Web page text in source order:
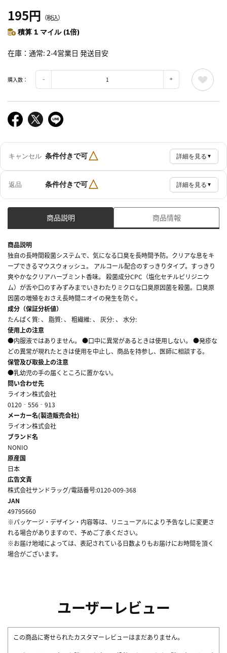
195円 （税込）
積算 1 マイル (1倍)
在庫 通常: 2-4営業日 発送目安
購入数：
キャンセル 条件付きで可△ 詳細を見る ▼
返品 条件付きで可△ 詳細を見る ▼
商品説明 商品情報
商品説明
独自の長時間殺菌システムで、気になる口臭を長時間予防。クリアな息をキ
ープできるマウスウォッシュ。 アルコール配合のすっきりタイプ。すっきり
爽やかなクリアハーブミント香味。 殺菌成分CPC（塩化セチルピリジニウ
ム）が舌や口のすみずみまでいきわたりミクロな口臭原因菌を殺菌。口臭原
因菌の増殖をおさえ長時間ニオイの発生を防ぐ。
成分（保証分析値）
たんぱく質: 、 脂質: 、 粗繊維: 、 灰分: 、 水分:
使用上の注意
●内服液ではありません。 ●口中に異常があるときは使用しない。 ●発疹な
どの異常が現れたときは使用を中止し、商品を持参し、医師に相談する。
保管及び取扱上の注意
●乳幼児の手の届くところに置かない。
問い合わせ先
ライオン株式会社
0120‐556‐913
メーカー名(製造販売会社)
ライオン株式会社
ブランド名
NONIO
原産国
日本
広告文責
株式会社サンドラッグ/電話番号:0120-009-368
JAN
49795660
※パッケージ・デザイン・内容等は、リニューアルにより予告なしに変更さ
れる場合がありますので、予めご了承ください。
※お届け地域によっては、表記されている日数よりもお届けにお時間を頂く
場合がございます。
ユーザーレビュー
この商品に寄せられたカスタマーレビューはまだありません。